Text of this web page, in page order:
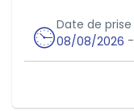
Date de prise
08/08/2026 -